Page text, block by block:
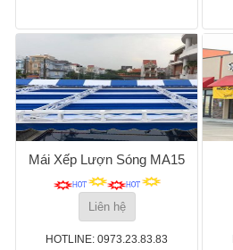
Mái Xếp Lượn Sóng MA15
Liên hệ
HOTLINE: 0973.23.83.83